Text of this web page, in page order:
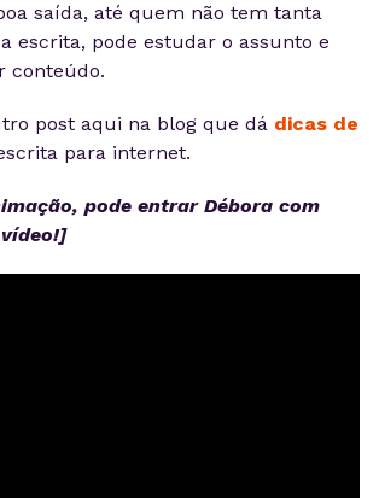
saída, até quem não tem tanta
escrita, pode estudar o assunto e
conteúdo.
post aqui na blog que dá dicas de
para internet.
pode entrar Débora com